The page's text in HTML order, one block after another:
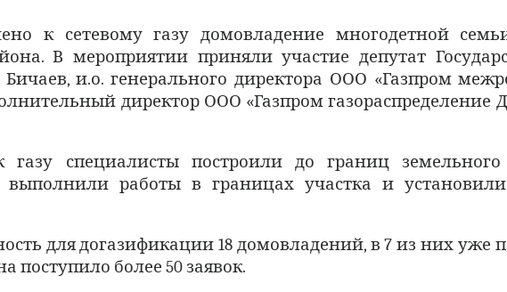
к сетевому газу домовладение многодетной
В мероприятии приняли участие депутат
и.о. генерального директора ООО «Газпром
директор ООО «Газпром газораспределение
специалисты построили до границ земельного
выполнили работы в границах участка и установили
для догазификации 18 домовладений, в 7 из них уже
поступило более 50 заявок.